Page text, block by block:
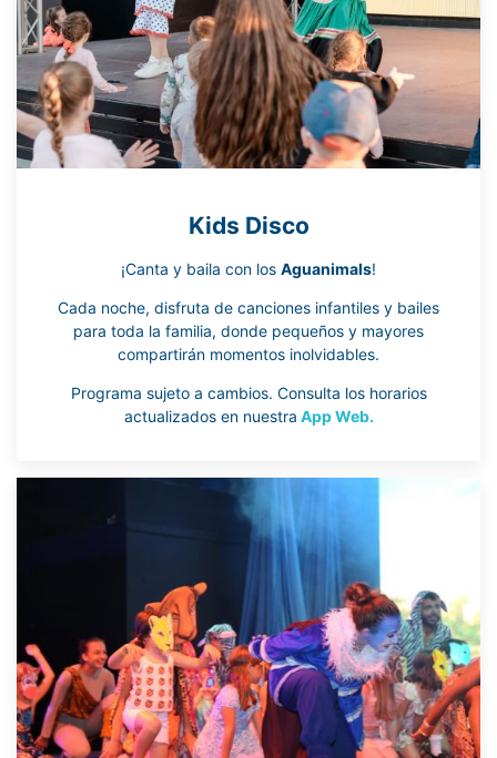
Kids Disco
¡Canta y baila con los Aguanimals!
Cada noche, disfruta de canciones infantiles y bailes
para toda la familia, donde pequeños y mayores
compartirán momentos inolvidables.
Programa sujeto a cambios. Consulta los horarios
actualizados en nuestra App Web.